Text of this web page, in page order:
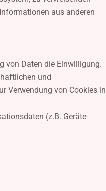
aus anderen
von Daten die Einwilligung.
und
Verwendung von Cookies in
(z.B. Geräte-